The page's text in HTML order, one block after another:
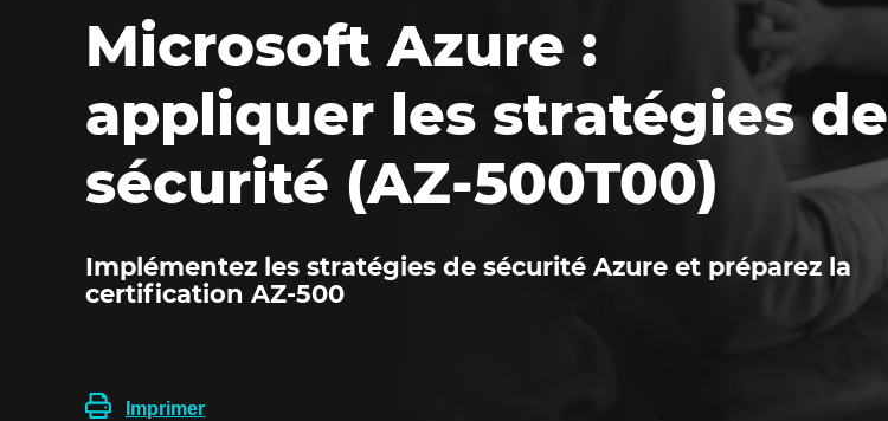
Microsoft Azure :
appliquer les stratégies de
sécurité (AZ-500T00)
Implémentez les stratégies de sécurité Azure et préparez la
certification AZ-500
Imprimer